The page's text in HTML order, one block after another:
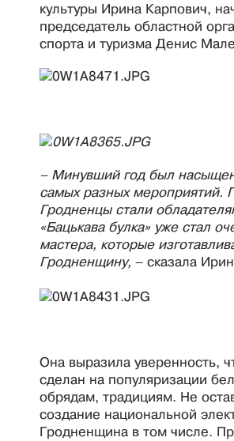
культуры Ирина Карпович,
председатель областной
спорта и туризма Денис
– Минувший год был
самых разных мероприятий.
Гродненцы стали
«Бацькава булка» уже стал
мастера, которые
Гродненщину, – сказала
Она выразила уверенность,
сделан на популяризации
обрядам, традициям. Не
создание национальной
Гродненщина в том числе.